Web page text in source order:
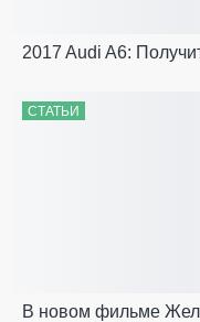
2017 Audi A6:
СТАТЬИ
В новом фильме